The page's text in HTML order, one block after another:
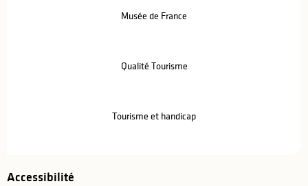
Musée de France
Qualité Tourisme
Tourisme et handicap
Accessibilité